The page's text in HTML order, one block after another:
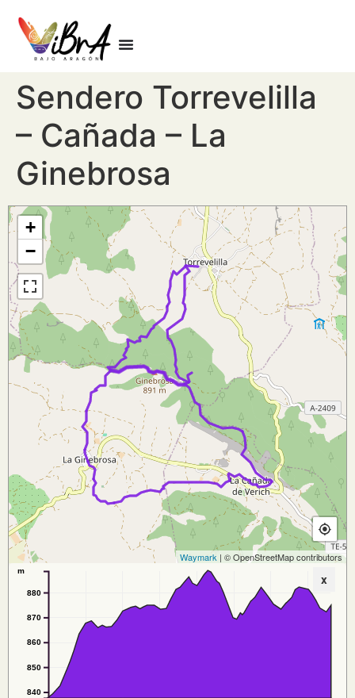
Sendero Torrevelilla
– Cañada – La
Ginebrosa
+
−
Waymark | © OpenStreetMap contributors
x
840
850
860
870
880
m